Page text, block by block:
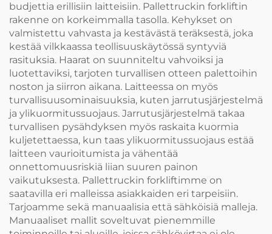
budjettia erillisiin laitteisiin. Pallettruckin forkliftin
rakenne on korkeimmalla tasolla. Kehykset on
valmistettu vahvasta ja kestävästä teräksestä, joka
kestää vilkkaassa teollisuuskäytössä syntyviä
rasituksia. Haarat on suunniteltu vahvoiksi ja
luotettaviksi, tarjoten turvallisen otteen palettoihin
noston ja siirron aikana. Laitteessa on myös
turvallisuusominaisuuksia, kuten jarrutusjärjestelmä
ja ylikuormitussuojaus. Jarrutusjärjestelmä takaa
turvallisen pysähdyksen myös raskaita kuormia
kuljetettaessa, kun taas ylikuormitussuojaus estää
laitteen vaurioitumista ja vähentää
onnettomuusriskiä liian suuren painon
vaikutuksesta. Pallettruckin forkliftimme on
saatavilla eri malleissa asiakkaiden eri tarpeisiin.
Tarjoamme sekä manuaalisia että sähköisiä malleja.
Manuaaliset mallit soveltuvat pienemmille